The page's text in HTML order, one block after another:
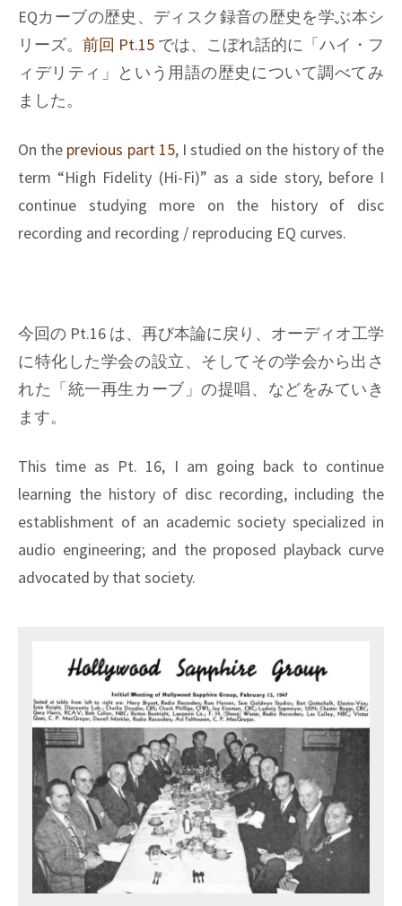
curves,
Pt.
17
EQカーブの歴史、ディスク録音の歴史を学ぶ本シ
リーズ。 前回 Pt.15 では、こぼれ話的に「ハイ・フ
ィデリティ」という用語の歴史について調べてみ
ました。
On the previous part 15, I studied on the history of the
term “High Fidelity (Hi-Fi)” as a side story, before I
continue studying more on the history of disc
recording and recording / reproducing EQ curves.
今回の Pt.16 は、再び本論に戻り、オーディオ工学
に特化した学会の設立、そしてその学会から出さ
れた「統一再生カーブ」の提唱、などをみていき
ます。
This time as Pt. 16, I am going back to continue
learning the history of disc recording, including the
establishment of an academic society specialized in
audio engineering; and the proposed playback curve
advocated by that society.